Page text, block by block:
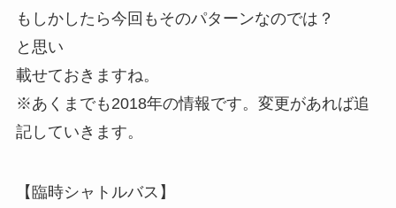
もしかしたら今回もそのパターンなのでは？
と思い
載せておきますね。
※あくまでも2018年の情報です。変更があれば追
記していきます。
【臨時シャトルバス】